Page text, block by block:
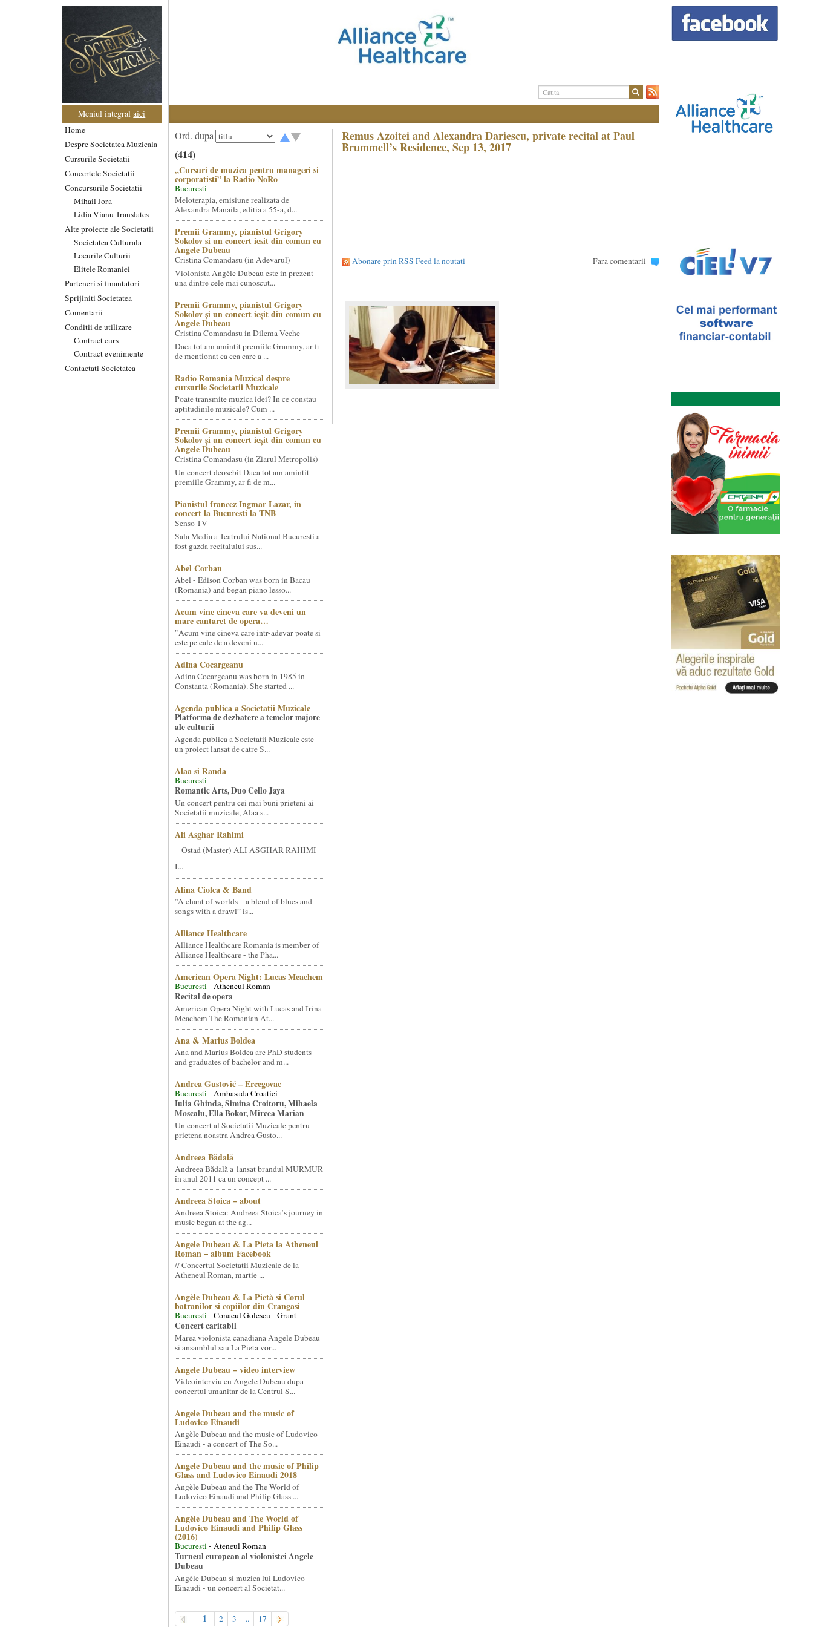
Meniul integralaici
Home
Despre Societatea Muzicala
Cursurile Societatii
Concertele Societatii
Concursurile Societatii
Mihail Jora
Lidia Vianu Translates
Alte proiecte ale Societatii
Societatea Culturala
Locurile Culturii
Elitele Romaniei
Parteneri si finantatori
Sprijiniti Societatea
Comentarii
Conditii de utilizare
Contract curs
Contract evenimente
Contactati Societatea
Ord. dupa
(414)
„Cursuri de muzica pentru manageri si
corporatisti” la Radio NoRo
Bucuresti
Meloterapia, emisiune realizata de
Alexandra Manaila, editia a 55-a, d...
Premii Grammy, pianistul Grigory
Sokolov si un concert iesit din comun cu
Angele Dubeau
Cristina Comandasu (in Adevarul)
Violonista Angèle Dubeau este in prezent
una dintre cele mai cunoscut...
Premii Grammy, pianistul Grigory
Sokolov și un concert ieșit din comun cu
Angele Dubeau
Cristina Comandasu in Dilema Veche
Daca tot am amintit premiile Grammy, ar fi
de mentionat ca cea care a ...
Radio Romania Muzical despre
cursurile Societatii Muzicale
Poate transmite muzica idei? In ce constau
aptitudinile muzicale? Cum ...
Premii Grammy, pianistul Grigory
Sokolov și un concert ieșit din comun cu
Angele Dubeau
Cristina Comandasu (in Ziarul Metropolis)
Un concert deosebit Daca tot am amintit
premiile Grammy, ar fi de m...
Pianistul francez Ingmar Lazar, in
concert la Bucuresti la TNB
Senso TV
Sala Media a Teatrului National Bucuresti a
fost gazda recitalului sus...
Abel Corban
Abel - Edison Corban was born in Bacau
(Romania) and began piano lesso...
Acum vine cineva care va deveni un
mare cantaret de opera…
"Acum vine cineva care intr-adevar poate si
este pe cale de a deveni u...
Adina Cocargeanu
Adina Cocargeanu was born in 1985 in
Constanta (Romania). She started ...
Agenda publica a Societatii Muzicale
Platforma de dezbatere a temelor majore
ale culturii
Agenda publica a Societatii Muzicale este
un proiect lansat de catre S...
Alaa si Randa
Bucuresti
Romantic Arts, Duo Cello Jaya
Un concert pentru cei mai buni prieteni ai
Societatii muzicale, Alaa s...
Ali Asghar Rahimi
Ostad (Master) ALI ASGHAR RAHIMI
I...
Alina Ciolca & Band
”A chant of worlds – a blend of blues and
songs with a drawl” is...
Alliance Healthcare
Alliance Healthcare Romania is member of
Alliance Healthcare - the Pha...
American Opera Night: Lucas Meachem
Bucuresti- Atheneul Roman
Recital de opera
American Opera Night with Lucas and Irina
Meachem The Romanian At...
Ana & Marius Boldea
Ana and Marius Boldea are PhD students
and graduates of bachelor and m...
Andrea Gustović – Ercegovac
Bucuresti- Ambasada Croatiei
Iulia Ghinda, Simina Croitoru, Mihaela
Moscalu, Ella Bokor, Mircea Marian
Un concert al Societatii Muzicale pentru
prietena noastra Andrea Gusto...
Andreea Bădală
Andreea Bădală a lansat brandul MURMUR
în anul 2011 ca un concept ...
Andreea Stoica – about
Andreea Stoica: Andreea Stoica’s journey in
music began at the ag...
Angele Dubeau & La Pieta la Atheneul
Roman – album Facebook
// Concertul Societatii Muzicale de la
Atheneul Roman, martie ...
Angèle Dubeau & La Pietà si Corul
batranilor si copiilor din Crangasi
Bucuresti- Conacul Golescu - Grant
Concert caritabil
Marea violonista canadiana Angele Dubeau
si ansamblul sau La Pieta vor...
Angele Dubeau – video interview
Videointerviu cu Angele Dubeau dupa
concertul umanitar de la Centrul S...
Angele Dubeau and the music of
Ludovico Einaudi
Angèle Dubeau and the music of Ludovico
Einaudi - a concert of The So...
Angele Dubeau and the music of Philip
Glass and Ludovico Einaudi 2018
Angèle Dubeau and the The World of
Ludovico Einaudi and Philip Glass ...
Angèle Dubeau and The World of
Ludovico Einaudi and Philip Glass
(2016)
Bucuresti- Ateneul Roman
Turneul european al violonistei Angele
Dubeau
Angèle Dubeau si muzica lui Ludovico
Einaudi - un concert al Societat...
1 2 3 .. 17
Remus Azoitei and Alexandra Dariescu, private recital at Paul
Brummell’s Residence, Sep 13, 2017
Abonare prin RSS Feed la noutati Fara comentarii